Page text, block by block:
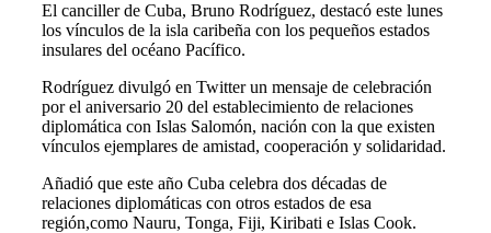
El canciller de Cuba, Bruno Rodríguez, destacó este lunes
los vínculos de la isla caribeña con los pequeños estados
insulares del océano Pacífico.
Rodríguez divulgó en Twitter un mensaje de celebración
por el aniversario 20 del establecimiento de relaciones
diplomática con Islas Salomón, nación con la que existen
vínculos ejemplares de amistad, cooperación y solidaridad.
Añadió que este año Cuba celebra dos décadas de
relaciones diplomáticas con otros estados de esa
región,como Nauru, Tonga, Fiji, Kiribati e Islas Cook.